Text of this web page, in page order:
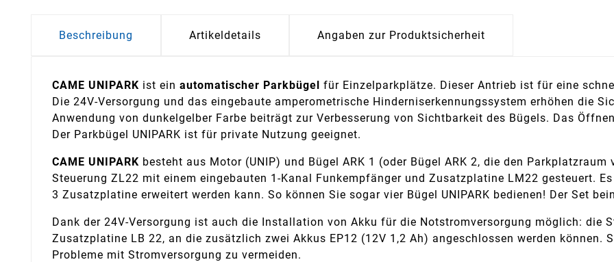
Beschreibung Artikeldetails Angaben zur Produktsicherheit
CAME UNIPARK ist ein automatischer Parkbügel für Einzelparkplätze. Dieser Antrieb ist für eine
Die 24V-Versorgung und das eingebaute amperometrische Hinderniserkennungssystem erhöhen die
Anwendung von dunkelgelber Farbe beiträgt zur Verbesserung von Sichtbarkeit des Bügels. Das
Der Parkbügel UNIPARK ist für private Nutzung geeignet.
CAME UNIPARK besteht aus Motor (UNIP) und Bügel ARK 1 (oder Bügel ARK 2, die den
Steuerung ZL22 mit einem eingebauten 1-Kanal Funkempfänger und Zusatzplatine LM22 gesteuert.
3 Zusatzplatine erweitert werden kann. So können Sie sogar vier Bügel UNIPARK bedienen! Der Set
Dank der 24V-Versorgung ist auch die Installation von Akku für die Notstromversorgung möglich: die
Zusatzplatine LB 22, an die zusätzlich zwei Akkus EP12 (12V 1,2 Ah) angeschlossen werden können.
Probleme mit Stromversorgung zu vermeiden.